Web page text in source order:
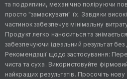
та подряпини, механічно поліруючи
просто "замаскувати" їх. Завдяки
частинок забезпечує мінімальну
Продукт легко наноситься та
забезпечуючи ідеальний результат без
Рекомендації щодо застосування:
чиста та суха. Використовуйте
найкращих результатів. Просочіть